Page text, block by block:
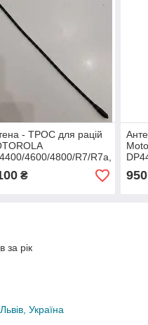
- ТРОС для рацій
4600/4800/R7/R7a,
VHF, 47 см
₴
VHF
950
за рік
Україна